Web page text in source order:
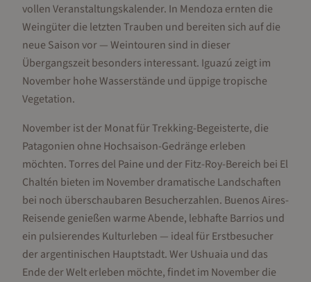
vollen Veranstaltungskalender. In Mendoza ernten die
Weingüter die letzten Trauben und bereiten sich auf die
neue Saison vor — Weintouren sind in dieser
Übergangszeit besonders interessant. Iguazú zeigt im
November hohe Wasserstände und üppige tropische
Vegetation.
November ist der Monat für Trekking-Begeisterte, die
Patagonien ohne Hochsaison-Gedränge erleben
möchten. Torres del Paine und der Fitz-Roy-Bereich bei El
Chaltén bieten im November dramatische Landschaften
bei noch überschaubaren Besucherzahlen. Buenos Aires-
Reisende genießen warme Abende, lebhafte Barrios und
ein pulsierendes Kulturleben — ideal für Erstbesucher
der argentinischen Hauptstadt. Wer Ushuaia und das
Ende der Welt erleben möchte, findet im November die